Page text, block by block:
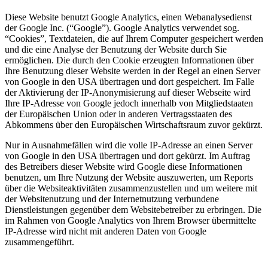
Diese Website benutzt Google Analytics, einen Webanalysedienst
der Google Inc. (“Google”). Google Analytics verwendet sog.
“Cookies”, Textdateien, die auf Ihrem Computer gespeichert werden
und die eine Analyse der Benutzung der Website durch Sie
ermöglichen. Die durch den Cookie erzeugten Informationen über
Ihre Benutzung dieser Website werden in der Regel an einen Server
von Google in den USA übertragen und dort gespeichert. Im Falle
der Aktivierung der IP-Anonymisierung auf dieser Webseite wird
Ihre IP-Adresse von Google jedoch innerhalb von Mitgliedstaaten
der Europäischen Union oder in anderen Vertragsstaaten des
Abkommens über den Europäischen Wirtschaftsraum zuvor gekürzt.
Nur in Ausnahmefällen wird die volle IP-Adresse an einen Server
von Google in den USA übertragen und dort gekürzt. Im Auftrag
des Betreibers dieser Website wird Google diese Informationen
benutzen, um Ihre Nutzung der Website auszuwerten, um Reports
über die Websiteaktivitäten zusammenzustellen und um weitere mit
der Websitenutzung und der Internetnutzung verbundene
Dienstleistungen gegenüber dem Websitebetreiber zu erbringen. Die
im Rahmen von Google Analytics von Ihrem Browser übermittelte
IP-Adresse wird nicht mit anderen Daten von Google
zusammengeführt.